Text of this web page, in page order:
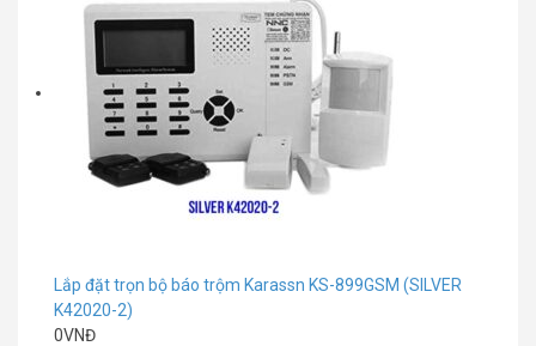
Lắp đặt trọn bộ báo trộm Karassn KS-899GSM (SILVER
K42020-2)
0VNĐ